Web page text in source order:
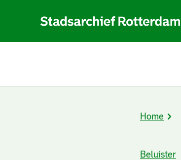
Kruimelpad
Home
Beluister